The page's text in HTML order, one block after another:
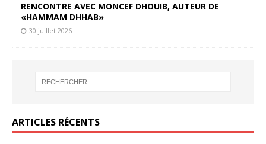
RENCONTRE AVEC MONCEF DHOUIB, AUTEUR DE
«HAMMAM DHHAB»
30 juillet 2026
ARTICLES RÉCENTS